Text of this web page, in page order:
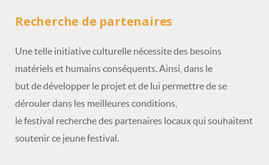
Recherche de partenaires
Une telle initiative culturelle nécessite des besoins
matériels et humains conséquents. Ainsi, dans le
but de développer le projet et de lui permettre de se
dérouler dans les meilleures conditions,
le festival recherche des partenaires locaux qui souhaitent
soutenir ce jeune festival.